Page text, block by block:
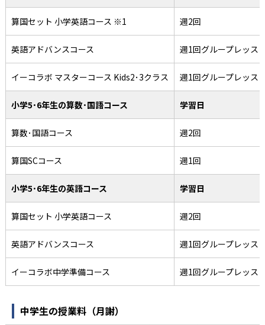
算国セット 小学英語コース ※1 週2回
英語アドバンスコース 週1回グループレッス
イーコラボ マスターコース Kids2･3クラス 週1回グループレッス
小学5･6年生の算数･国語コース 学習日
算数･国語コース 週2回
算国SCコース 週1回
小学5･6年生の英語コース 学習日
算国セット 小学英語コース 週2回
英語アドバンスコース 週1回グループレッス
イーコラボ中学準備コース 週1回グループレッス
中学生の授業料（月謝）